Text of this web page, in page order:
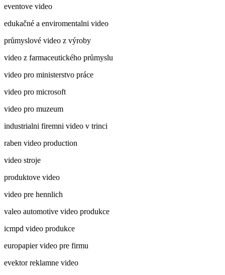
eventove video
edukačné a enviromentalni video
průmyslové video z výroby
video z farmaceutického průmyslu
video pro ministerstvo práce
video pro microsoft
video pro muzeum
industrialni firemni video v trinci
raben video production
video stroje
produktove video
video pre hennlich
valeo automotive video produkce
icmpd video produkce
europapier video pre firmu
evektor reklamne video